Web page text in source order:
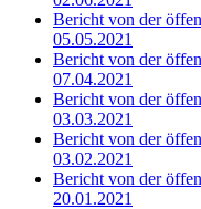
Bericht von der
05.05.2021
Bericht von der
07.04.2021
Bericht von der
03.03.2021
Bericht von der
03.02.2021
Bericht von der
20.01.2021